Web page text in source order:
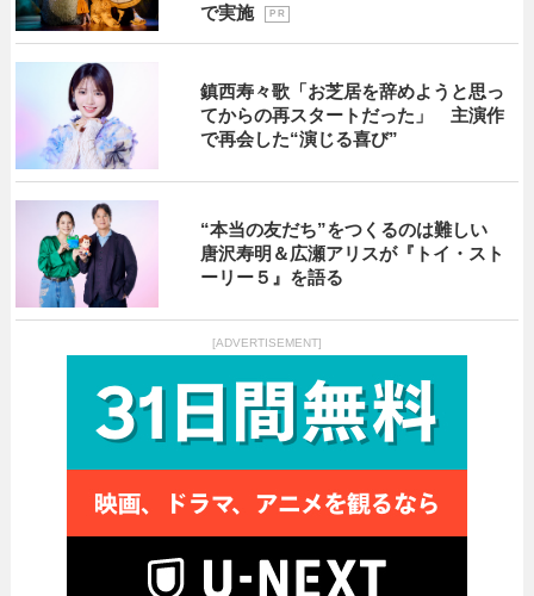
で実施
P R
鎮西寿々歌「お芝居を辞めようと思っ
てからの再スタートだった」 主演作
で再会した“演じる喜び”
“本当の友だち”をつくるのは難しい
唐沢寿明＆広瀬アリスが『トイ・スト
ーリー５』を語る
[ADVERTISEMENT]